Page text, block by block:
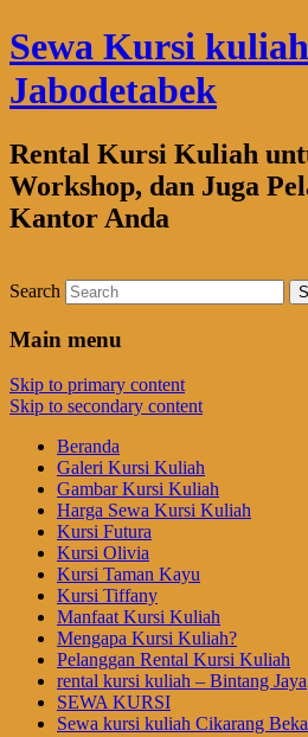
Sewa Kursi
Jabodetabek
Rental Kursi Kuliah
Workshop, dan Juga
Kantor Anda
Search
Main menu
Skip to primary content
Skip to secondary content
Beranda
Galeri Kursi Kuliah
Gambar Kursi Kuliah
Harga Sewa Kursi Kuliah
Kursi Futura
Kursi Olivia
Kursi Taman Kayu
Kursi Tiffany
Manfaat Kursi Kuliah
Mengapa Kursi Kuliah?
Pelanggan Rental Kursi Kuliah
rental kursi kuliah – Bintang Jaya
SEWA KURSI
Sewa kursi kuliah Cikarang